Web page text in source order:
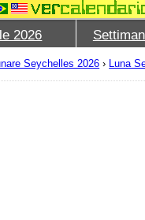
2026
Seychelles 2026 › Luna